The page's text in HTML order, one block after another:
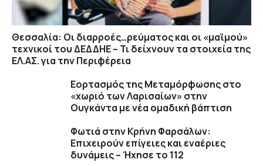
Θεσσαλία: Οι διαρροές…ρεύματος και οι «μαϊμού»
τεχνικοί του ΔΕΔΔΗΕ – Τι δείχνουν τα στοιχεία της
ΕΛ.ΑΣ. για την Περιφέρεια
Εορτασμός της Μεταμόρφωσης στο
«χωριό των Λαρισαίων» στην
Ουγκάντα με νέα ομαδική βάπτιση
Φωτιά στην Κρήνη Φαρσάλων:
Επιχειρούν επίγειες και εναέριες
δυνάμεις – Ήχησε το 112